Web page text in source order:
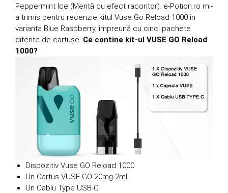
Peppermint Ice (Mentă cu efect racoritor). e-Potion.ro mi-
a trimis pentru recenzie kitul Vuse Go Reload 1000 în
varianta Blue Raspberry, împreună cu cinci pachete
diferite de cartușe. Ce contine kit-ul VUSE GO Reload
1000?
Dispozitiv Vuse GO Reload 1000
Un Cartus VUSE GO 20mg 2ml
Un Cablu Type USB-C